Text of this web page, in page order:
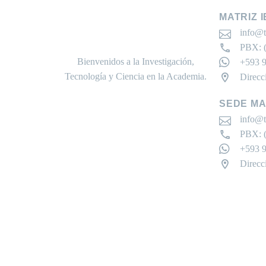
Bienvenidos a la Investigación,
Tecnología y Ciencia en la Academia.
MATRIZ
PBX:
+593
SEDE
PBX:
+593